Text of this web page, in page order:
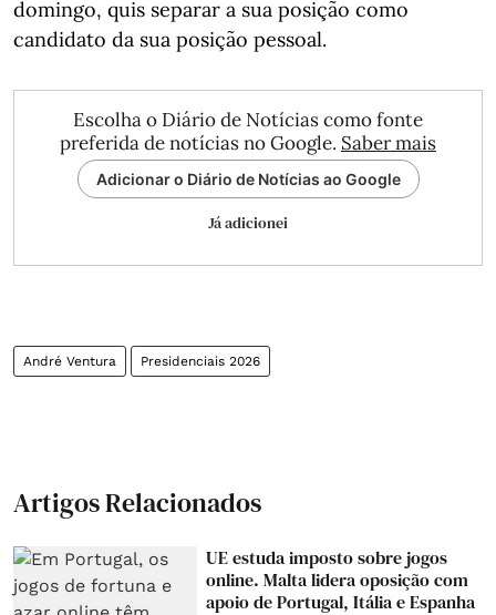
domingo, quis separar a sua posição como
candidato da sua posição pessoal.
Escolha o Diário de Notícias como fonte
preferida de notícias no Google. Saber mais
Adicionar o Diário de Notícias ao Google
Já adicionei
André Ventura Presidenciais 2026
Artigos Relacionados
UE estuda imposto sobre jogos
online. Malta lidera oposição com
apoio de Portugal, Itália e Espanha